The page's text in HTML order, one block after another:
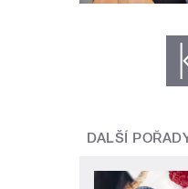
‹
DALŠÍ